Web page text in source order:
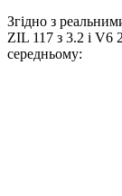
Згідно з
ZIL 117 з 3.2 i V6
середньому: